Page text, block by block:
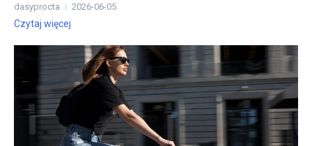
dasyprocta 2026-06-05
Czytaj więcej